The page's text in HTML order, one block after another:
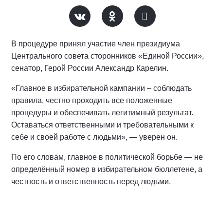
В процедуре принял участие член президиума
Центрального совета сторонников «Единой России»,
сенатор, Герой России Александр Карелин.
«Главное в избирательной кампании – соблюдать
правила, честно проходить все положенные
процедуры и обеспечивать легитимный результат.
Оставаться ответственными и требовательными к
себе и своей работе с людьми», — уверен он.
По его словам, главное в политической борьбе — не
определённый номер в избирательном бюллетене, а
честность и ответственность перед людьми.